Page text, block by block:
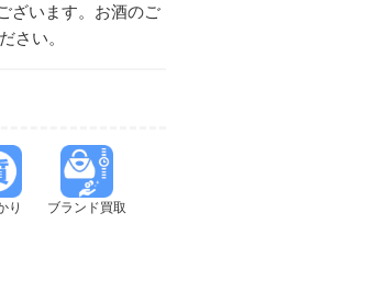
ざいます。お酒のご
さい。
り ブランド買取